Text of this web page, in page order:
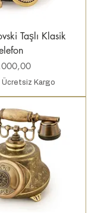
Taşlı Klasik
Ücretsiz Kargo